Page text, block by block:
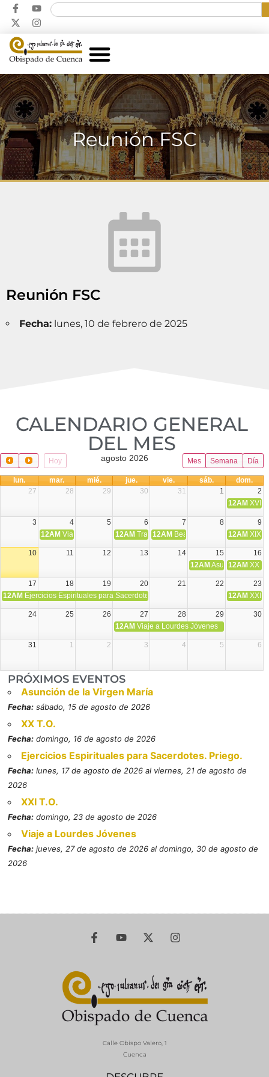
Reunión FSC
Reunión FSC
Fecha: lunes, 10 de febrero de 2025
CALENDARIO GENERAL
DEL MES​
Hoy Mes Semana Día
agosto 2026
lun. mar. mié. jue. vie. sáb.
dom.
27
28 29 30 31 1
2
12AM XVIII
3 4 5 6 7 8
9
12AM Viaje Diocesano a Japón.
12AM Transfiguración del Señor
12AM Beatos Cruz Laplana,
12AM XIX
10 11 12 13 14 15
16
12AM Asunción de la
12AM XX
17 18 19 20 21 22
23
12AM Ejercicios Espirituales para Sacerdotes. Priego. 12AM XXI
24 25 26 27 28 29
30
12AM Viaje a Lourdes Jóvenes
31 1 2 3 4 5 6
PRÓXIMOS EVENTOS
Asunción de la Virgen María
Fecha: sábado, 15 de agosto de 2026
XX T.O.
Fecha: domingo, 16 de agosto de 2026
Ejercicios Espirituales para Sacerdotes. Priego.
Fecha: lunes, 17 de agosto de 2026 al viernes, 21 de agosto de
2026
XXI T.O.
Fecha: domingo, 23 de agosto de 2026
Viaje a Lourdes Jóvenes
Fecha: jueves, 27 de agosto de 2026 al domingo, 30 de agosto de
2026
Calle Obispo Valero, 1
Cuenca